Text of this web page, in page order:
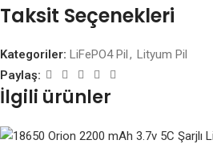
Taksit Seçenekleri
Kategoriler: LiFePO4 Pil, Lityum Pil
Paylaş:
İlgili ürünler